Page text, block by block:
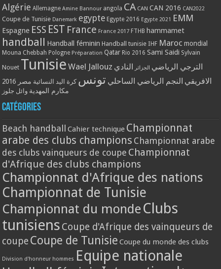
Algérie Allemagne Amine Bannour angola CA CAN CAN 2016 CAN2022
Coupe de Tunisie Danemark egypte Egypte 2016 Egypte 2021 EMM
Espagne ESS EST France France 2017 FTHB hammamet
handball Handball féminin Handball tunisie IHF Maroc mondial
Mouna Chebbah Pologne Préparation Qatar Rio 2016 Sami Saidi Sylvain
Nouet Tunisie Wael Jallouz الترجي الرياضي الجزائر النادي
الافريقي النجم الرياضي الساحلي تونس كرة اليد النسائية مصر 2016
مكارم المهدية وائل جلوز
Catégories
Beach handball Cahier technique Championnat
arabe des clubs champions Championnat arabe
des clubs vainqueurs de coupe Championnat
d'Afrique des clubs champions
Championnat d'Afrique des nations
Championnat de Tunisie
Championnat du monde Clubs
tunisiens Coupe d'Afrique des vainqueurs de
coupe Coupe de Tunisie Coupe du monde des clubs
Division d'honneur hommes Equipe nationale